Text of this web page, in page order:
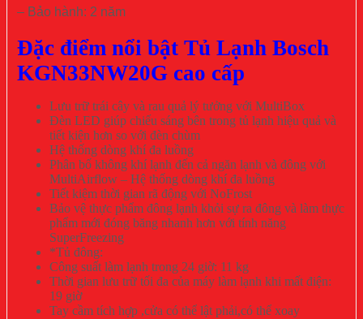
– Bảo hành: 2 năm
Đặc điểm nổi bật Tủ Lạnh Bosch
KGN33NW20G cao cấp
Lưu trữ trái cây và rau quả lý tưởng với MultiBox
Đèn LED giúp chiếu sáng bên trong tủ lạnh hiệu quả và
tiết kiện hơn so với đèn chùm
Hệ thống dòng khí đa luồng
Phân bố không khí lạnh đến cả ngăn lạnh và đông với
MultiAirflow – Hệ thống dòng khí đa luồng
Tiết kiệm thời gian rã động với NoFrost
Bảo vệ thực phẩm đông lạnh khỏi sự ra đông và làm thực
phẩm mới đóng băng nhanh hơn với tính năng
SuperFreezing
*Tủ đông:
Công suất làm lạnh trong 24 giờ: 11 kg
Thời gian lưu trữ tối đa của máy làm lạnh khi mất điện:
19 giờ
Tay cầm tích hợp ,cửa có thể lật phải,có thể xoay